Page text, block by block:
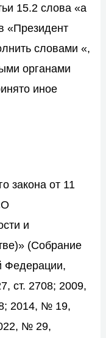
15.2 слова «а
«Президент
словами «,
органами
иное
закона от 11
и
(Собрание
Федерации,
ст. 2708; 2009,
2014, № 19,
№ 29,